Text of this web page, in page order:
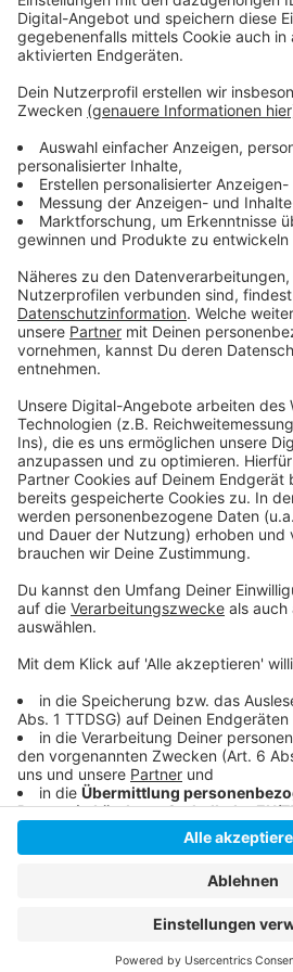
Anzeige
Dumme Fragen gibt es -
Anzeige
Es soll ja bekanntlich keine
aber: Nämlich die Antwort. Die
haben wir uns valide Experten
wirklich dummen Fragen für
fachgerecht beantworten.
Anzeige
Stellt Niklas Lünebach eine
Anzeige
Anzeige
Anzeige